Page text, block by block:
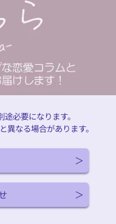
途必要になります。
なる場合があります。